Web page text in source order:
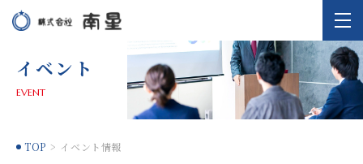
イベント
EVENT
TOP イベント情報